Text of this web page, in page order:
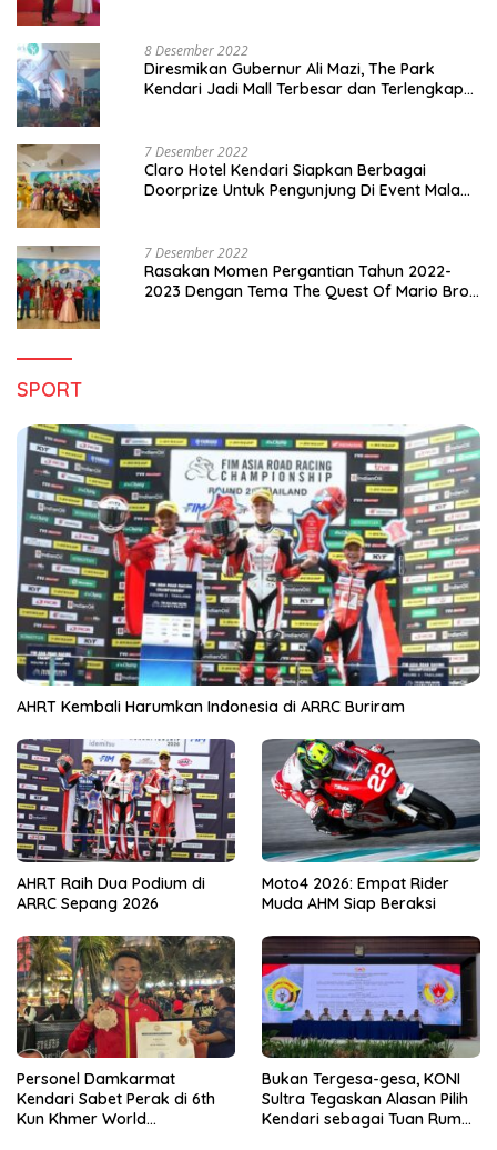
8 Desember 2022
Diresmikan Gubernur Ali Mazi, The Park
Kendari Jadi Mall Terbesar dan Terlengkap
7 Desember 2022
Claro Hotel Kendari Siapkan Berbagai
Doorprize Untuk Pengunjung Di Event Malam
7 Desember 2022
Rasakan Momen Pergantian Tahun 2022-
2023 Dengan Tema The Quest Of Mario Bros
SPORT
AHRT Kembali Harumkan Indonesia di ARRC Buriram
AHRT Raih Dua Podium di
ARRC Sepang 2026
Moto4 2026: Empat Rider
Muda AHM Siap Beraksi
Personel Damkarmat
Kendari Sabet Perak di 6th
Kun Khmer World
Bukan Tergesa-gesa, KONI
Sultra Tegaskan Alasan Pilih
Kendari sebagai Tuan Rumah